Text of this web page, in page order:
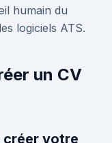
humain du
logiciels ATS.
un CV
créer votre